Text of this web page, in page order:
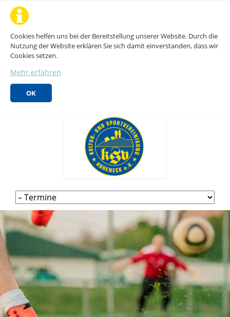
Cookies helfen uns bei der Bereitstellung unserer Website. Durch die
Nutzung der Website erklären Sie sich damit einverstanden, dass wir
Cookies setzen.
Mehr erfahren
OK
Navigation
überspringen